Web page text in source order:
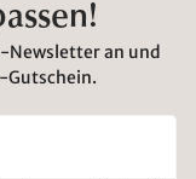
Newsletter an und
Gutschein.